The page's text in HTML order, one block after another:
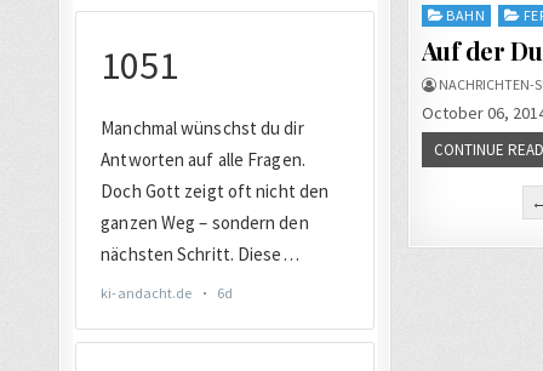
Posted
in
BAHN
Auf der
NACHRICHTEN-
October 06,
CONTINUE